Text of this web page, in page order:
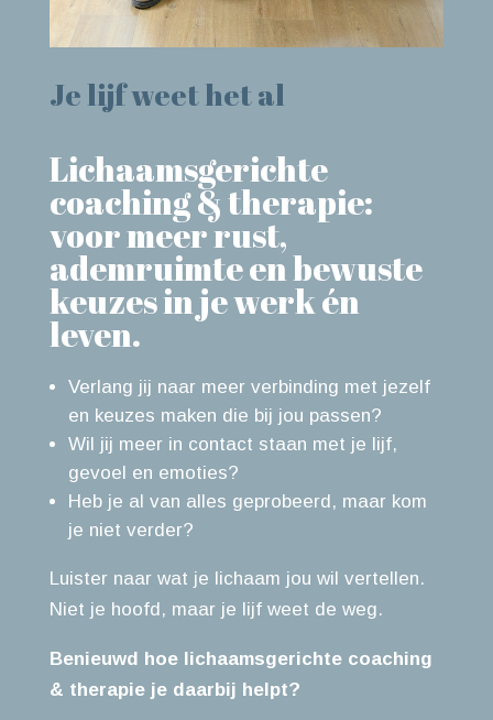
Je lijf weet het al
Lichaamsgerichte
coaching & therapie:
voor meer rust,
ademruimte en bewuste
keuzes in je werk én
leven.
Verlang jij naar meer verbinding met jezelf
en keuzes maken die bij jou passen?
Wil jij meer in contact staan met je lijf,
gevoel en emoties?
Heb je al van alles geprobeerd, maar kom
je niet verder?
Luister naar wat je lichaam jou wil vertellen.
Niet je hoofd, maar je lijf weet de weg.
Benieuwd hoe lichaamsgerichte coaching
& therapie je daarbij helpt?